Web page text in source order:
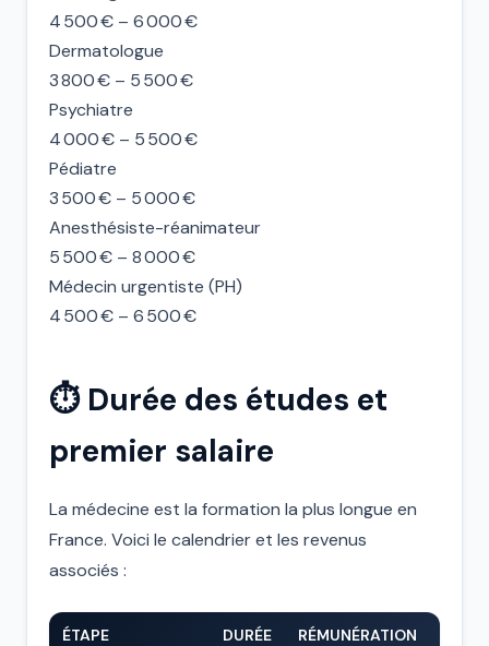
4 500 € – 6 000 €
Dermatologue
3 800 € – 5 500 €
Psychiatre
4 000 € – 5 500 €
Pédiatre
3 500 € – 5 000 €
Anesthésiste-réanimateur
5 500 € – 8 000 €
Médecin urgentiste (PH)
4 500 € – 6 500 €
⏱️ Durée des études et
premier salaire
La médecine est la formation la plus longue en
France. Voici le calendrier et les revenus
associés :
ÉTAPE DURÉE RÉMUNÉRATION